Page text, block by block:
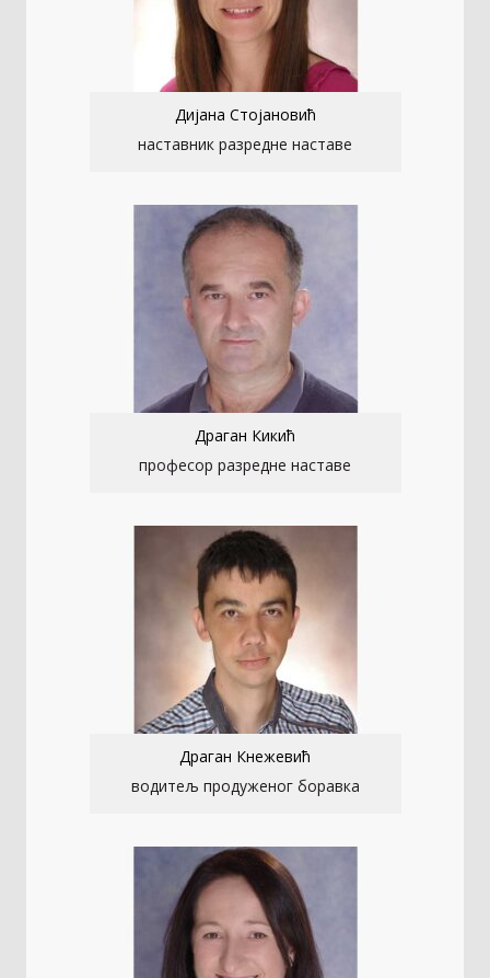
Дијана Стојановић
наставник разредне наставе
Драган Кикић
професор разредне наставе
Драган Кнежевић
водитељ продуженог боравка